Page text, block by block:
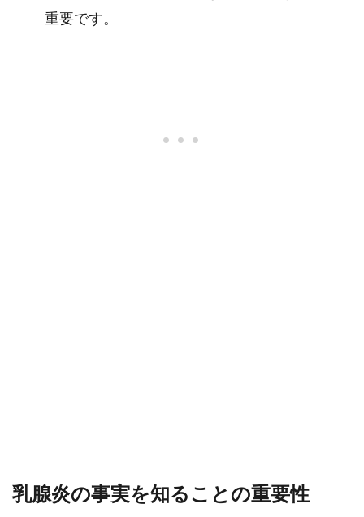
重要です。
乳腺炎の事実を知ることの重要性